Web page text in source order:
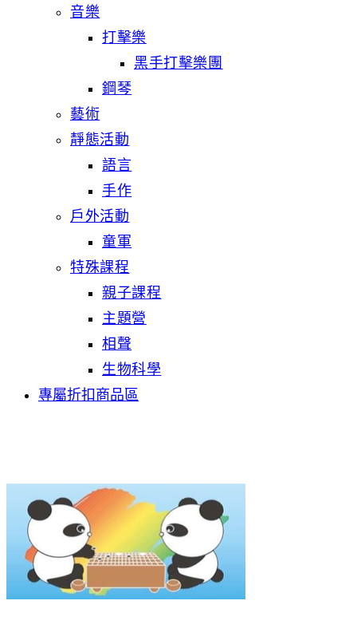
音樂
打擊樂
黑手打擊樂團
鋼琴
藝術
靜態活動
語言
手作
戶外活動
童軍
特殊課程
親子課程
主題營
相聲
生物科學
專屬折扣商品區